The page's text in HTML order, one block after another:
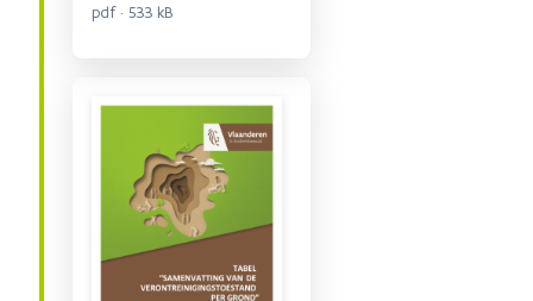
pdf · 533 kB